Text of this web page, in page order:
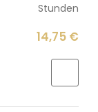
Stunden
14,75 €